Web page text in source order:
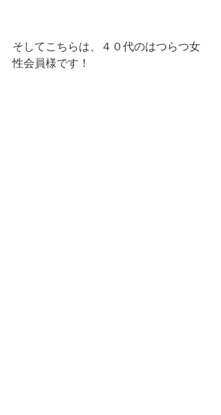
そしてこちらは、４０代のはつらつ女
性会員様です！